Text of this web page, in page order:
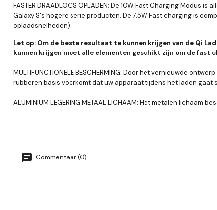
FASTER DRAADLOOS OPLADEN: De 10W Fast Charging Modus
Galaxy S's hogere serie producten. De 7.5W Fast charging is
oplaadsnelheden).
Let op: Om de beste resultaat te kunnen krijgen van de Qi
kunnen krijgen moet alle elementen geschikt zijn om de fast
MULTIFUNCTIONELE BESCHERMING: Door het vernieuwde
rubberen basis voorkomt dat uw apparaat tijdens het laden gaat
ALUMINIUM LEGERING METAAL LICHAAM: Het metalen
Commentaar (0)